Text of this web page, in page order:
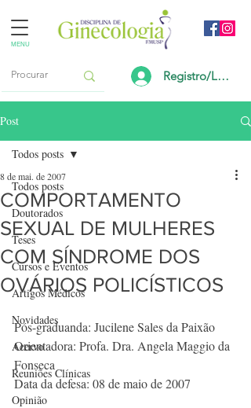
Registro/Login
MENU
Post
Todos posts
Doutorados
Teses
Cursos e Eventos
Artigos Médicos
Novidades
Acervo
Reuniões Clínicas
Opinião
Todos posts
COMPORTAMENTO
SEXUAL DE MULHERES
COM SÍNDROME DOS
OVÁRIOS POLICÍSTICOS
8 de mai. de 2007
Pós-graduanda: Jucilene Sales da Paixão
Orientadora: Profa. Dra. Angela Maggio da
Fonseca
Data da defesa: 08 de maio de 2007